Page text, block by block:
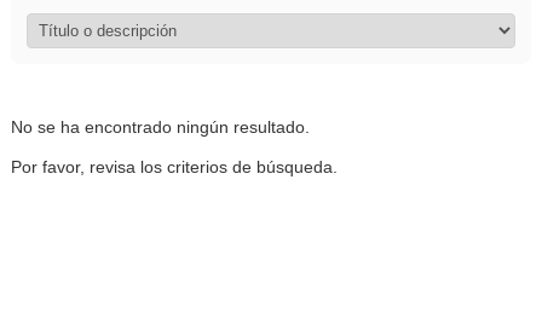
No se ha encontrado ningún resultado.
Por favor, revisa los criterios de búsqueda.